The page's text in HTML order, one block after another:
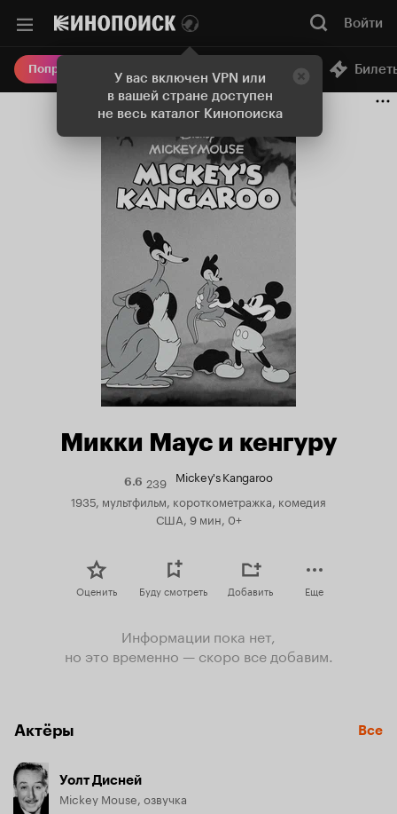
У вас включен VPN или
в вашей стране доступен
не весь каталог Кинопоиска
Войти
Попробовать Плюс Онлайн-кинотеатр
Микки Маус и кенгуру
6.6Рейтинг
Кинопоиска
6.6
239 Mickey's Kangaroo
1935, мультфильм, короткометражка, комедия
США, 9 мин, 0+
Оценить Буду смотреть Добавить Еще
Информации пока нет,
но это временно — скоро все добавим.
Актёры Все
Уолт Дисней
Mickey Mouse, озвучка